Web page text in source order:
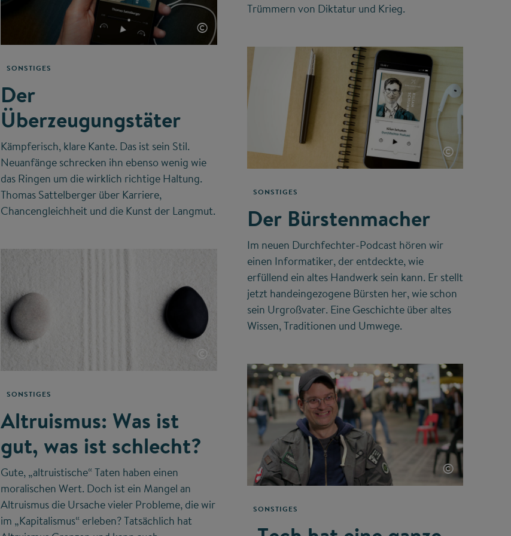
Trümmern von Diktatur und Krieg.
©
SONSTIGES
Der
Überzeugungstäter
Kämpferisch, klare Kante. Das ist sein Stil.
Neuanfänge schrecken ihn ebenso wenig wie
das Ringen um die wirklich richtige Haltung.
Thomas Sattelberger über Karriere,
Chancengleichheit und die Kunst der Langmut.
©
SONSTIGES
Der Bürstenmacher
Im neuen Durchfechter-Podcast hören wir
einen Informatiker, der entdeckte, wie
erfüllend ein altes Handwerk sein kann. Er stellt
jetzt handeingezogene Bürsten her, wie schon
sein Urgroßvater. Eine Geschichte über altes
Wissen, Traditionen und Umwege.
©
SONSTIGES
Altruismus: Was ist
gut, was ist schlecht?
Gute, „altruistische“ Taten haben einen
moralischen Wert. Doch ist ein Mangel an
Altruismus die Ursache vieler Probleme, die wir
im „Kapitalismus“ erleben? Tatsächlich hat
©
SONSTIGES